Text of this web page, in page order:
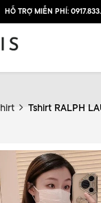
HỖ TRỢ MIỄN PHÍ:
Tshirt RALPH